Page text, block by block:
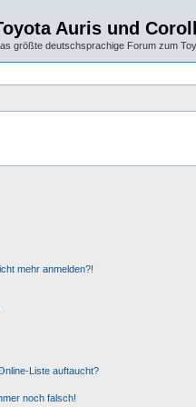
Auris und
größte deutschsprachige Forum zum
mehr anmelden?!
Liste auftaucht?
noch falsch!